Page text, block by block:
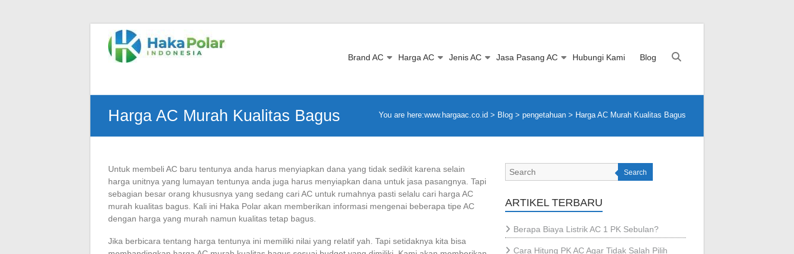
content
Telp
:
081919232328
|
@hakapolar
Brand AC Harga AC Jenis AC Jasa Pasang AC Hubungi Kami Blog
Harga AC Murah Kualitas Bagus You are here:www.hargaac.co.id > Blog > pengetahuan > Harga AC Murah Kualitas Bagus
Untuk membeli AC baru tentunya anda harus menyiapkan dana yang tidak sedikit karena selain
harga unitnya yang lumayan tentunya anda juga harus menyiapkan dana untuk jasa pasangnya. Tapi
sebagian besar orang khususnya yang sedang cari AC untuk rumahnya pasti selalu cari harga AC
murah kualitas bagus. Kali ini Haka Polar akan memberikan informasi mengenai beberapa tipe AC
dengan harga yang murah namun kualitas tetap bagus.
Jika berbicara tentang harga tentunya ini memiliki nilai yang relatif yah. Tapi setidaknya kita bisa
Search
ARTIKEL TERBARU
Berapa Biaya Listrik AC 1 PK Sebulan?
Cara Hitung PK AC Agar Tidak Salah Pilih